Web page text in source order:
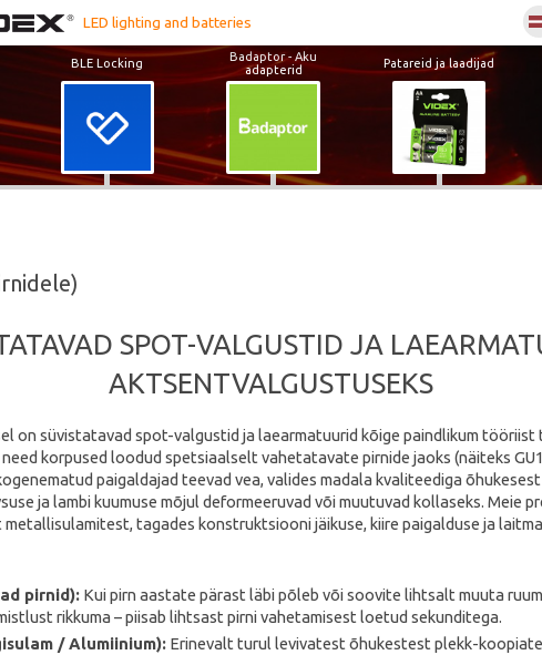
LED lighting and batteries
BLE Locking
Badaptor - Aku
adapterid
Patareid ja laadijad
SPOT-VALGUSTID JA
AKTSENTVALGUSTUSEKS
on süvistatavad spot-valgustid ja laearmatuurid kõige paindlikum
korpused loodud spetsiaalselt vahetatavate pirnide jaoks (näiteks
paigaldajad teevad vea, valides madala kvaliteediga
ja lambi kuumuse mõjul deformeeruvad või muutuvad kollaseks. Meie
tagades konstruktsiooni jäikuse, kiire paigalduse ja
pirnid):Kui pirn aastate pärast läbi põleb või soovite lihtsalt muuta
rikkuma – piisab lihtsast pirni vahetamisest loetud sekunditega.
/ Alumiinium):Erinevalt turul levivatest õhukestest plekk-